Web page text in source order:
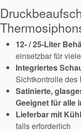
12- / 25-Liter
einsetzbar für
Integriertes
Sichtkontrolle des
Satinierte,
Geeignet für alle
Lieferbar mit
falls erforderlich